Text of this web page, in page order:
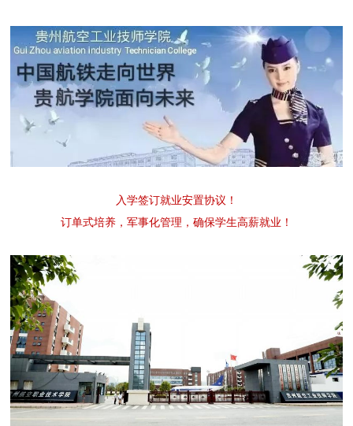
入学签订就业安置协议！
订单式培养，军事化管理，确保学生高薪就业！